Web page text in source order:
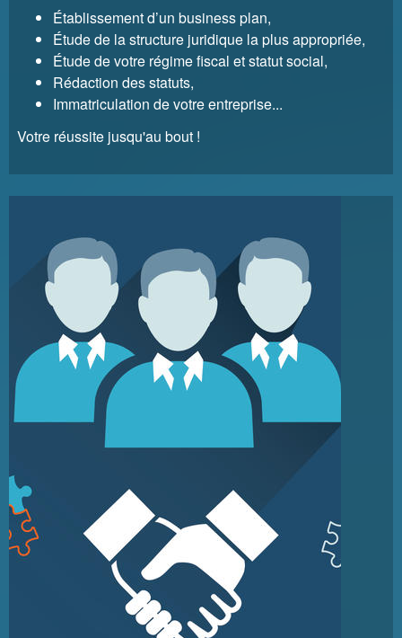
Établissement d’un business plan,
Étude de la structure juridique la plus appropriée,
Étude de votre régime fiscal et statut social,
Rédaction des statuts,
Immatriculation de votre entreprise...
Votre réussite jusqu'au bout !